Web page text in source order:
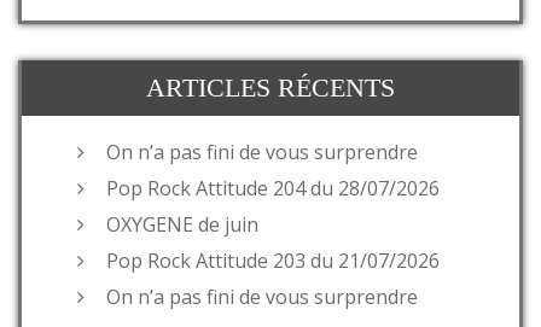
ARTICLES RÉCENTS
On n’a pas fini de vous surprendre
Pop Rock Attitude 204 du 28/07/2026
OXYGENE de juin
Pop Rock Attitude 203 du 21/07/2026
On n’a pas fini de vous surprendre